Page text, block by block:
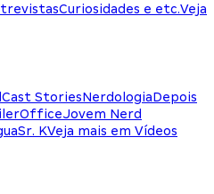
Curiosidades e etc.Veja
StoriesNerdologiaDepois
Jovem Nerd
Sr. KVeja mais em Vídeos